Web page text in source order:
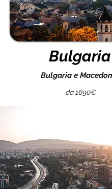
Bulgaria
Bulgaria e
da 1690€